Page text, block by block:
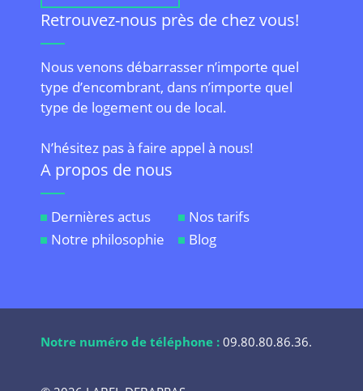
Retrouvez-nous près de chez vous!
Nous venons débarrasser n’importe quel
type d’encombrant, dans n’importe quel
type de logement ou de local.
N’hésitez pas à faire appel à nous!
A propos de nous
Dernières actus
Notre philosophie
Nos tarifs
Blog
Notre numéro de téléphone : 09.80.80.86.36.